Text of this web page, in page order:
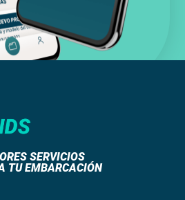
SERVICIOS
TU EMBARCACIÓN